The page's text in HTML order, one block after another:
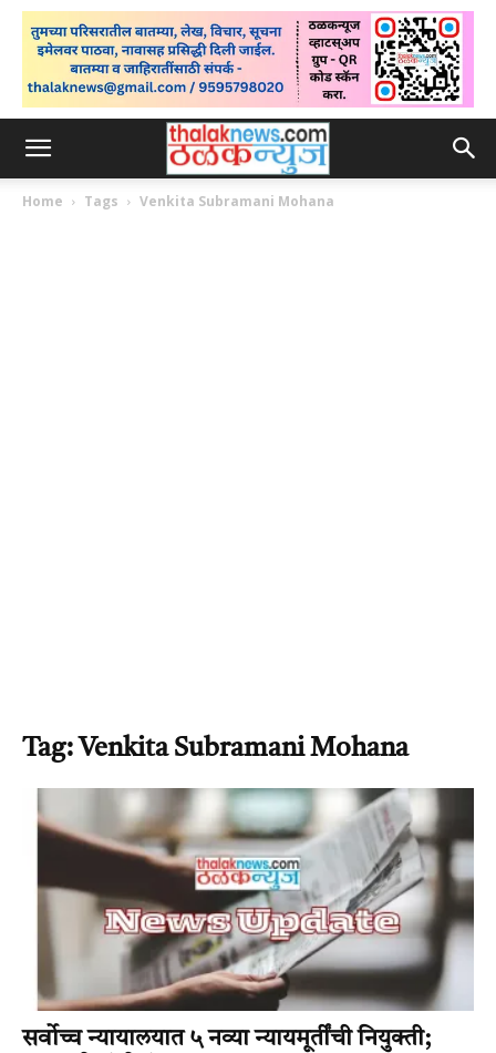
Home Tags Venkita Subramani Mohana
Tag: Venkita Subramani Mohana
सर्वोच्च न्यायालयात ५ नव्या न्यायमूर्तींची नियुक्ती;